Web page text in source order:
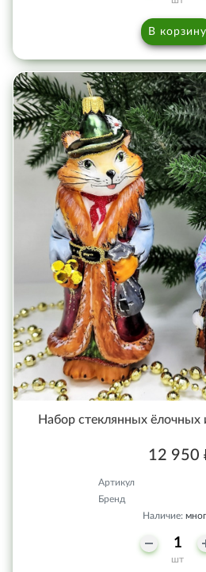
В корзину
Набор стеклянных ёлочных
12 950
Артикул
Бренд
Наличие:
шт